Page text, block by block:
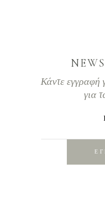
Κάντε εγγραφή
για